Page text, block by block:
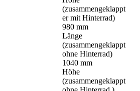
(zusammengeklappt
er mit Hinterrad)
980 mm
Länge
(zusammengeklappt
ohne Hinterrad)
1040 mm
Höhe
(zusammengeklappt